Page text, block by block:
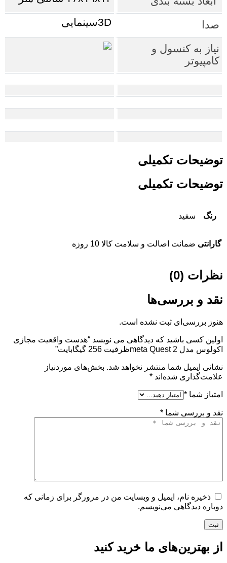
صدا 3Dسینمایی
نیاز به کنسول و
کامپیوتر
توضیحات تکمیلی
توضیحات تکمیلی
رنگ سفید
گارانتی ضمانت اصالت و سلامت کالا 10 روزه
نظرات (0)
نقد و بررسی‌ها
هنوز بررسی‌ای ثبت نشده است.
اولین کسی باشید که دیدگاهی می نویسد “هدست واقعیت مجازی
اکولوس مدل meta Quest 2ظرفیت 256 گیگابایت”
نشانی ایمیل شما منتشر نخواهد شد. بخش‌های موردنیاز
علامت‌گذاری شده‌اند *
امتیاز شما *
نقد و بررسی شما *
ذخیره نام، ایمیل و وبسایت من در مرورگر برای زمانی که
دوباره دیدگاهی می‌نویسم.
ثبت
از بهترین‌های ما خرید کنید